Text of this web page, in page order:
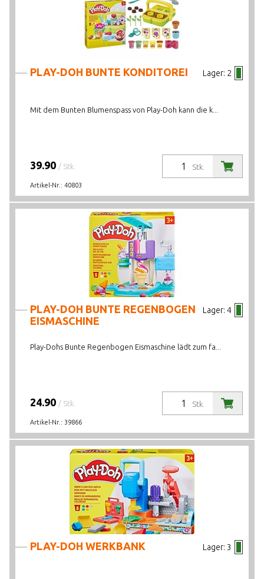
Lager: 2
PLAY-DOH BUNTE KONDITOREI
Mit dem Bunten Blumenspass von Play-Doh kann die k...
Stk.
39.90 / Stk.
Artikel-Nr.: 40803
Lager: 4
PLAY-DOH BUNTE REGENBOGEN
EISMASCHINE
Play-Dohs Bunte Regenbogen Eismaschine lädt zum fa...
Stk.
24.90 / Stk.
Artikel-Nr.: 39866
Lager: 3
PLAY-DOH WERKBANK